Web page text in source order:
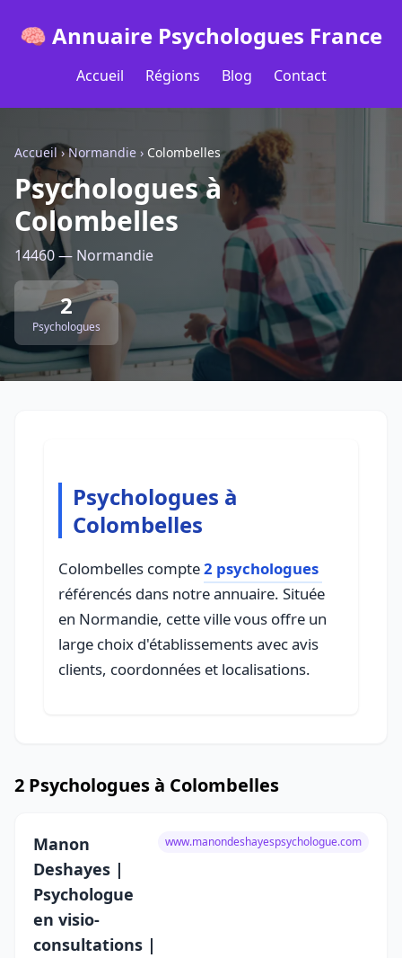
🧠 Annuaire Psychologues France
Accueil Régions Blog Contact
Accueil ›Normandie › Colombelles
Psychologues à
Colombelles
14460 — Normandie
2
Psychologues
Psychologues à
Colombelles
Colombelles compte2 psychologues
référencés dans notre annuaire. Située
en Normandie, cette ville vous offre un
large choix d'établissements avec avis
clients, coordonnées et localisations.
2 Psychologues à Colombelles
Manon
Deshayes |
Psychologue
en visio-
consultations |
www.manondeshayespsychologue.com